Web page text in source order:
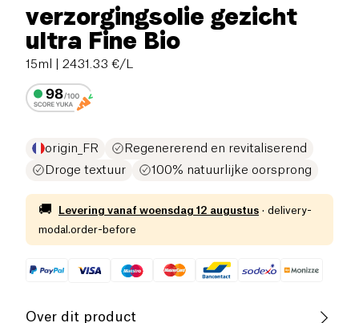
verzorgingsolie gezicht
ultra Fine Bio
15ml | 2431.33 €/L
origin_FR
Regenererend en revitaliserend
Droge textuur
100% natuurlijke oorsprong
🚚 Levering vanaf woensdag 12 augustus · delivery-
modal.order-before
Over dit product